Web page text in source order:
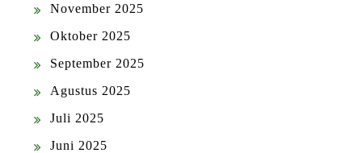
November 2025
Oktober 2025
September 2025
Agustus 2025
Juli 2025
Juni 2025